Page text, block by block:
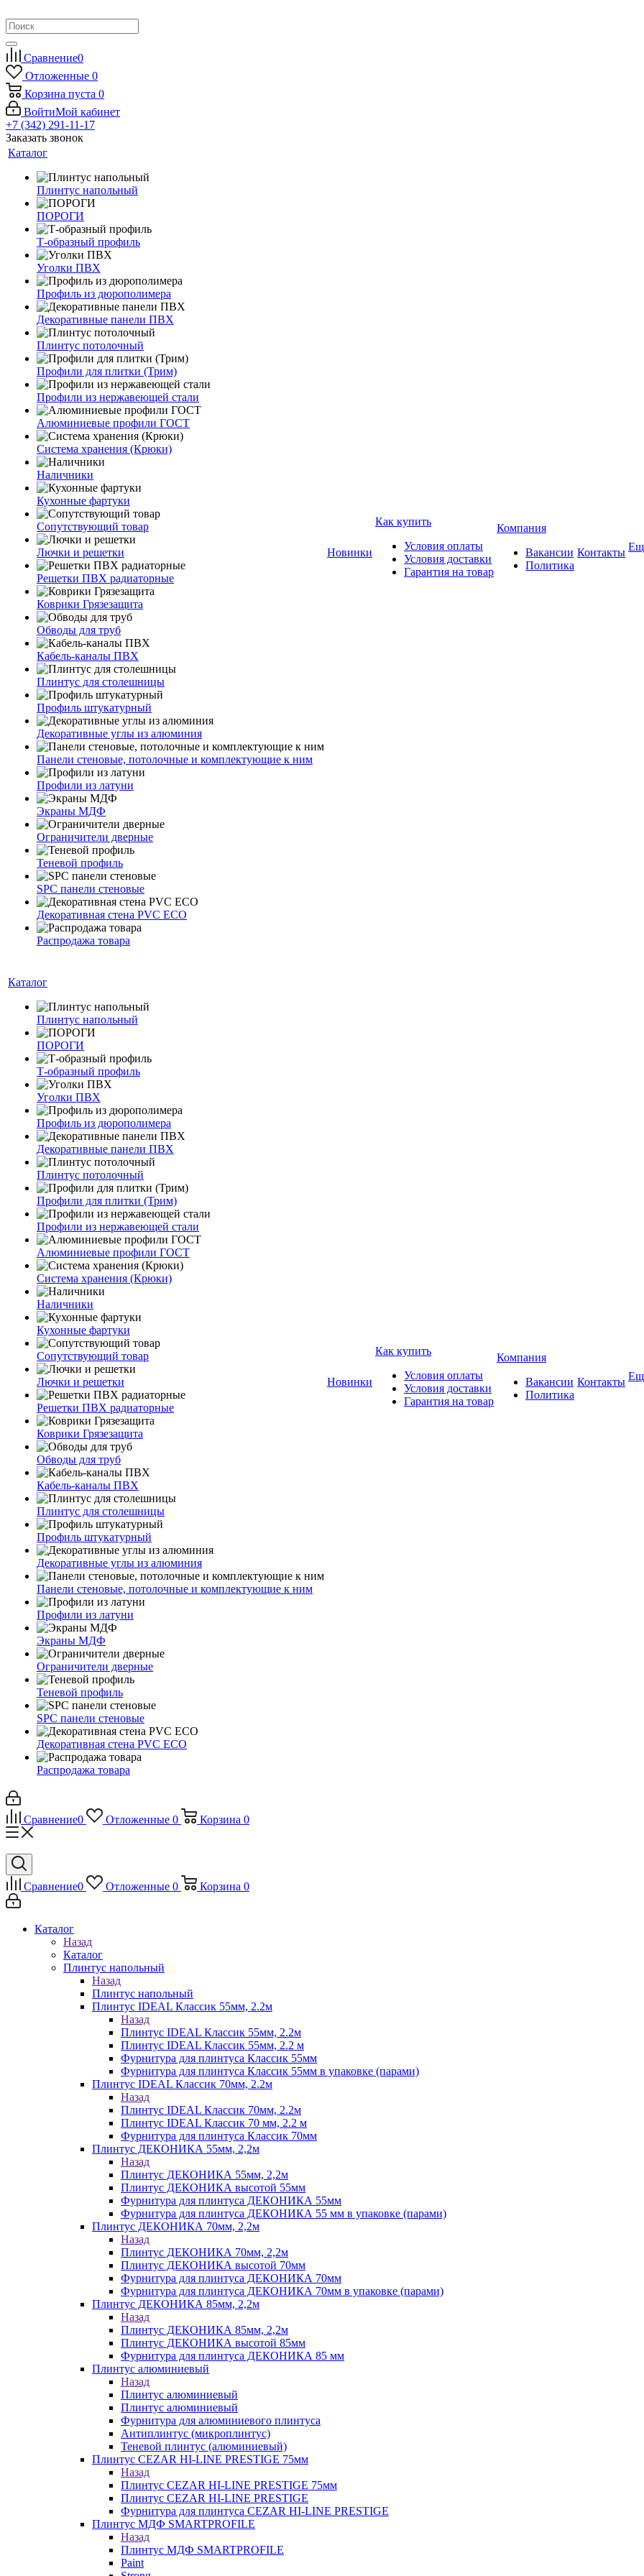
Сравнение0
Отложенные 0
Корзина пуста 0
ВойтиМой кабинет
+7 (342) 291-11-17
Заказать звонок
Каталог
Плинтус напольный
ПОРОГИ
Т-образный профиль
Уголки ПВХ
Профиль из дюрополимера
Декоративные панели ПВХ
Плинтус потолочный
Профили для плитки (Трим)
Профили из нержавеющей стали
Алюминиевые профили ГОСТ
Система хранения (Крюки)
Наличники
Кухонные фартуки
Сопутствующий товар
Лючки и решетки
Решетки ПВХ радиаторные
Коврики Грязезащита
Обводы для труб
Кабель-каналы ПВХ
Плинтус для столешницы
Профиль штукатурный
Декоративные углы из алюминия
Панели стеновые, потолочные и комплектующие к ним
Профили из латуни
Экраны МДФ
Ограничители дверные
Теневой профиль
SPC панели стеновые
Декоративная стена PVC ECO
Распродажа товара
Новинки
Как купить
Условия оплаты
Условия доставки
Гарантия на товар
Компания
Вакансии
Политика
Контакты
Каталог
Плинтус напольный
ПОРОГИ
Т-образный профиль
Уголки ПВХ
Профиль из дюрополимера
Декоративные панели ПВХ
Плинтус потолочный
Профили для плитки (Трим)
Профили из нержавеющей стали
Алюминиевые профили ГОСТ
Система хранения (Крюки)
Наличники
Кухонные фартуки
Сопутствующий товар
Лючки и решетки
Решетки ПВХ радиаторные
Коврики Грязезащита
Обводы для труб
Кабель-каналы ПВХ
Плинтус для столешницы
Профиль штукатурный
Декоративные углы из алюминия
Панели стеновые, потолочные и комплектующие к ним
Профили из латуни
Экраны МДФ
Ограничители дверные
Теневой профиль
SPC панели стеновые
Декоративная стена PVC ECO
Распродажа товара
Новинки
Как купить
Условия оплаты
Условия доставки
Гарантия на товар
Компания
Вакансии
Политика
Контакты
Сравнение0 Отложенные 0 Корзина 0
Сравнение0 Отложенные 0 Корзина 0
Каталог
Назад
Каталог
Плинтус напольный
Назад
Плинтус напольный
Плинтус IDEAL Классик 55мм, 2.2м
Назад
Плинтус IDEAL Классик 55мм, 2.2м
Плинтус IDEAL Классик 55мм, 2.2 м
Фурнитура для плинтуса Классик 55мм
Фурнитура для плинтуса Классик 55мм в упаковке (парами)
Плинтус IDEAL Классик 70мм, 2.2м
Назад
Плинтус IDEAL Классик 70мм, 2.2м
Плинтус IDEAL Классик 70 мм, 2.2 м
Фурнитура для плинтуса Классик 70мм
Плинтус ДЕКОНИКА 55мм, 2,2м
Назад
Плинтус ДЕКОНИКА 55мм, 2,2м
Плинтус ДЕКОНИКА высотой 55мм
Фурнитура для плинтуса ДЕКОНИКА 55мм
Фурнитура для плинтуса ДЕКОНИКА 55 мм в упаковке (парами)
Плинтус ДЕКОНИКА 70мм, 2,2м
Назад
Плинтус ДЕКОНИКА 70мм, 2,2м
Плинтус ДЕКОНИКА высотой 70мм
Фурнитура для плинтуса ДЕКОНИКА 70мм
Фурнитура для плинтуса ДЕКОНИКА 70мм в упаковке (парами)
Плинтус ДЕКОНИКА 85мм, 2,2м
Назад
Плинтус ДЕКОНИКА 85мм, 2,2м
Плинтус ДЕКОНИКА высотой 85мм
Фурнитура для плинтуса ДЕКОНИКА 85 мм
Плинтус алюминиевый
Назад
Плинтус алюминиевый
Плинтус алюминиевый
Фурнитура для алюминиевого плинтуса
Антиплинтус (микроплинтус)
Теневой плинтус (алюминиевый)
Плинтус CEZAR HI-LINE PRESTIGE 75мм
Назад
Плинтус CEZAR HI-LINE PRESTIGE 75мм
Плинтус CEZAR HI-LINE PRESTIGE
Фурнитура для плинтуса CEZAR HI-LINE PRESTIGE
Плинтус МДФ SMARTPROFILE
Назад
Плинтус МДФ SMARTPROFILE
Paint